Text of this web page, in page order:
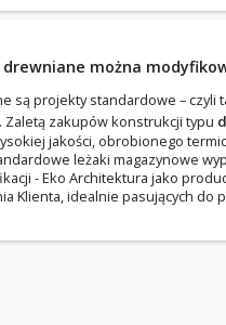
można
są projekty standardowe –
zakupów konstrukcji typu
jakości, obrobionego
leżaki magazynowe
- Eko Architektura jako
Klienta, idealnie pasujących do